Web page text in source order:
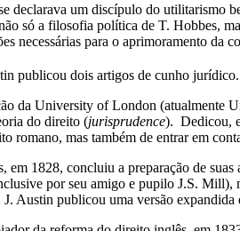
declarava um discípulo do utilitarismo
só a filosofia política de T. Hobbes,
necessárias para o aprimoramento da
publicou dois artigos de cunho
da University of London (atualmente
do direito (jurisprudence). Dedicou,
romano, mas também de entrar em
em 1828, concluiu a preparação de
por seu amigo e pupilo J.S. Mill),
Austin publicou uma versão